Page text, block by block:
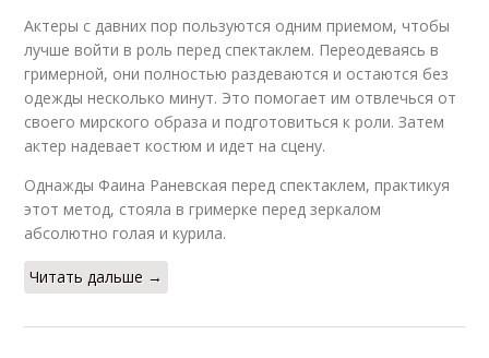
Актеры с давних пор пользуются одним приемом, чтобы
лучше войти в роль перед спектаклем. Переодеваясь в
гримерной, они полностью раздеваются и остаются без
одежды несколько минут. Это помогает им отвлечься от
своего мирского образа и подготовиться к роли. Затем
актер надевает костюм и идет на сцену.
Однажды Фаина Раневская перед спектаклем, практикуя
этот метод, стояла в гримерке перед зеркалом
абсолютно голая и курила.
Читать дальше →